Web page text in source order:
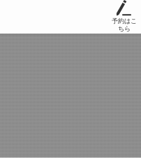
予約はこ
ちら